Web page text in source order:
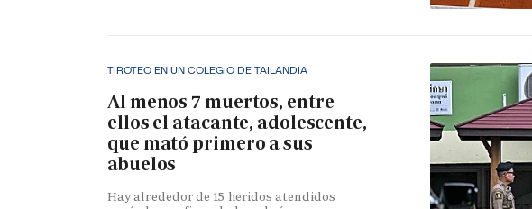
TIROTEO EN UN COLEGIO DE TAILANDIA
Al menos 7 muertos, entre
ellos el atacante, adolescente,
que mató primero a sus
abuelos
Hay alrededor de 15 heridos atendidos